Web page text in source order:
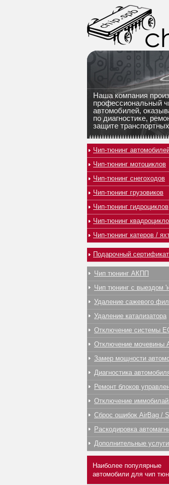
Наша компания
профессиональный
автомобилей,
по диагностике,
защите
Чип-тюнинг
Чип-тюнинг мотоциклов
Чип-тюнинг снегоходов
Чип-тюнинг грузовиков
Чип-тюнинг гидроциклов
Чип-тюнинг
Чип-тюнинг катеров /
Подарочный сертификат
Чип тюнинг АКПП
Чип тюнинг с выездом
Удаление сажевого
Удаление катализатора
Отключение системы
Отключение мочевины
Замер мощности
Диагностика
Ремонт блоков
Отключение
Сброс ошибок AirBag /
Раскодировка
Дополнительные услуги
Наиболее популярные
автомобили для чип